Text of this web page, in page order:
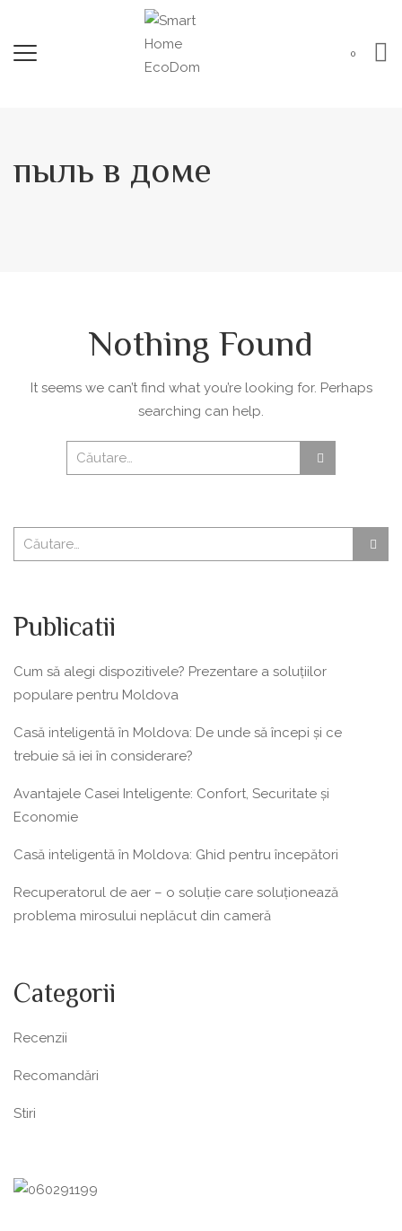
0
пыль в доме
Nothing Found
It seems we can’t find what you’re looking for. Perhaps
searching can help.
Publicatii
Cum să alegi dispozitivele? Prezentare a soluțiilor
populare pentru Moldova
Casă inteligentă în Moldova: De unde să începi și ce
trebuie să iei în considerare?
Avantajele Casei Inteligente: Confort, Securitate și
Economie
Casă inteligentă în Moldova: Ghid pentru începători
Recuperatorul de aer – o soluție care soluționează
problema mirosului neplăcut din cameră
Categorii
Recenzii
Recomandări
Stiri